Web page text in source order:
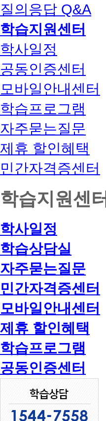
질의응답 Q&A
학습지원센터
학사일정
공동인증센터
모바일안내센터
학습프로그램
자주묻는질문
제휴 할인혜택
민간자격증센터
학습지원센터
학사일정
학습상담실
자주묻는질문
민간자격증센터
모바일안내센터
제휴 할인혜택
학습프로그램
공동인증센터